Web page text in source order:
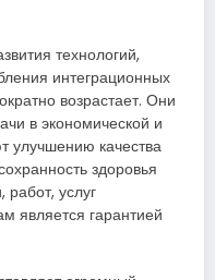
технологий,
интеграционных
возрастает. Они
в экономической и
улучшению качества
здоровья
работ, услуг
является гарантией